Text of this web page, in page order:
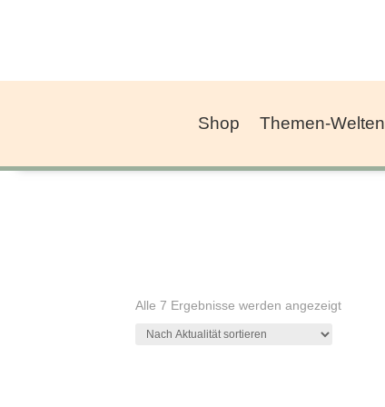
Shop Themen-Welten
Alle 7 Ergebnisse werden angezeigtNach